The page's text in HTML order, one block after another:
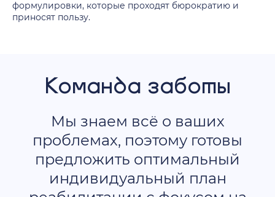
формулировки, которые проходят бюрократию и
приносят пользу.
Команда заботы
Мы знаем всё о ваших
проблемах, поэтому готовы
предложить оптимальный
индивидуальный план